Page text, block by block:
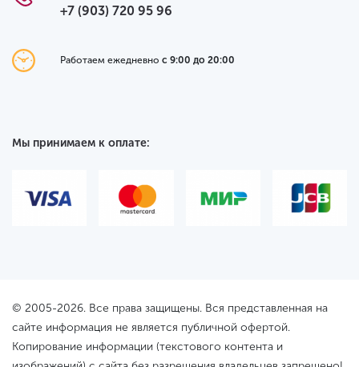
+7 (903) 720 95 96
Работаем ежедневно с 9:00 до 20:00
Мы принимаем к оплате:
© 2005-2026. Все права защищены. Вся представленная на
сайте информация не является публичной офертой.
Копирование информации (текстового контента и